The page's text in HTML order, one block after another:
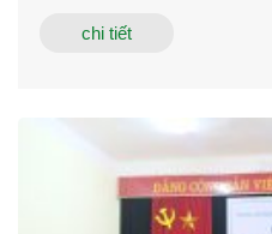
chi tiết